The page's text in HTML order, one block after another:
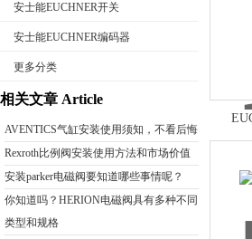
安士能EUCHNER开关
安士能EUCHNER编码器
更多分类
相关文章 Article
AVENTICS气缸安装使用须知，不看后悔
Rexroth比例阀安装使用方法和市场价值
安装parker电磁阀要知道哪些事情呢？
你知道吗？HERION电磁阀具有多种不同
类型和规格